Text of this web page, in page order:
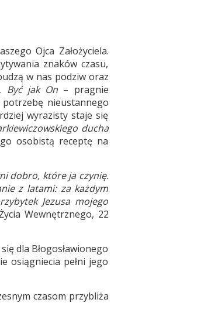
Ojca Założyciela.
znaków czasu,
w nas podziw oraz
Być jak On – pragnie
potrzebę nieustannego
wyrazisty staje się
ducha
osobistą receptę na
dobro, które ja czynię.
z latami: za każdym
Jezusa mojego
Wewnętrznego, 22
dla Błogosławionego
osiągniecia pełni jego
czasom przybliża